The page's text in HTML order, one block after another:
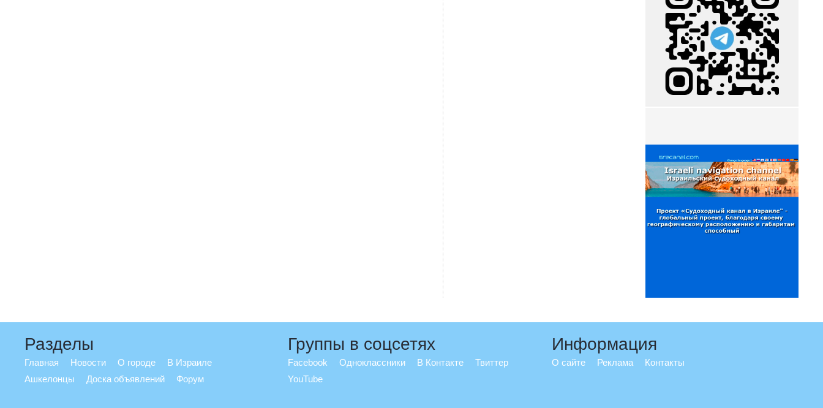
Разделы
Главная Новости О городе
В Израиле
Ашкелонцы
Доска объявлений Форум
Группы в соцсетях
Facebook Одноклассники В Контакте
Твиттер
YouTube
Информация
О сайте Реклама Контакты